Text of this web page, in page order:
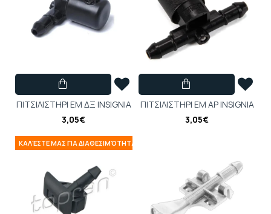
ΠΙΤΣΙΛΙΣΤΗΡΙ ΕΜ ΔΞ INSIGNIA
3,05€
ΠΙΤΣΙΛΙΣΤΗΡΙ ΕΜ ΑΡ INSIGNIA
3,05€
ΚΑΛΈΣΤΕ ΜΑΣ ΓΙΑ ΔΙΑΘΕΣΙΜΌΤΗΤΑ